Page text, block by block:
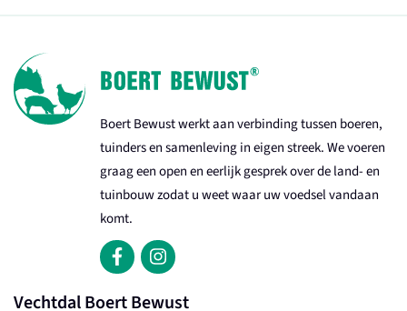
Boert Bewust werkt aan verbinding tussen boeren,
tuinders en samenleving in eigen streek. We voeren
graag een open en eerlijk gesprek over de land- en
tuinbouw zodat u weet waar uw voedsel vandaan
komt.
Vechtdal Boert Bewust